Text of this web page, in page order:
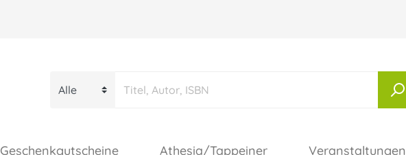
Geschenkgutscheine Athesia/Tappeiner Veranstaltungen